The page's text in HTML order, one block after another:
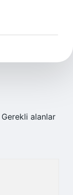
Gerekli alanlar